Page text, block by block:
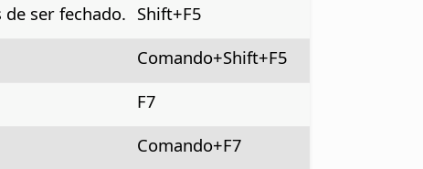
ser fechado. Shift+F5
Comando+Shift+F5
F7
Comando+F7